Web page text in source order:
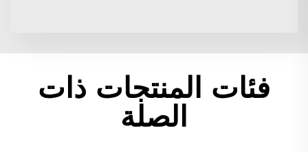
فئات المنتجات ذات
الصلة